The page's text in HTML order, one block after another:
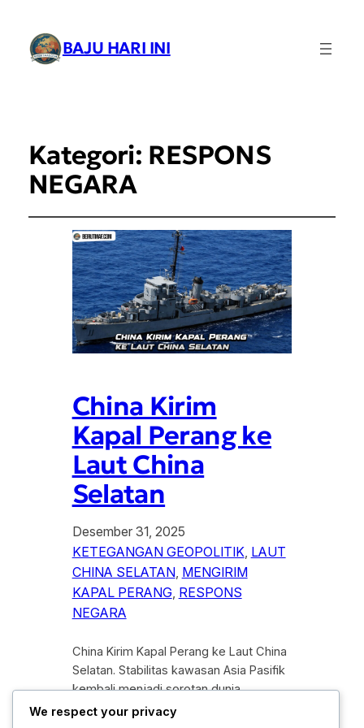
BAJU HARI INI
Kategori: RESPONS
NEGARA
China Kirim
Kapal Perang ke
Laut China
Selatan
Desember 31, 2025
KETEGANGAN GEOPOLITIK, LAUT
CHINA SELATAN, MENGIRIM
KAPAL PERANG, RESPONS
NEGARA
China Kirim Kapal Perang ke Laut China
Selatan. Stabilitas kawasan Asia Pasifik
kembali menjadi sorotan dunia
internasional seiring meningkatnya
We respect your privacy